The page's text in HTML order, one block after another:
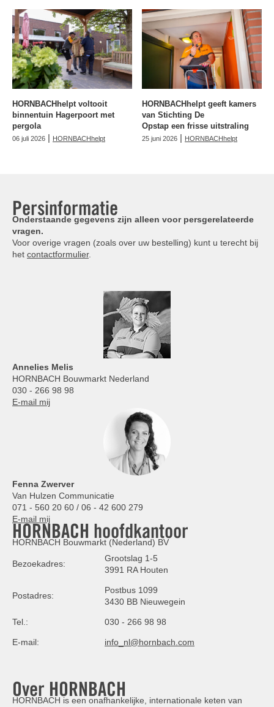
HORNBACHhelpt voltooit
binnentuin Hagerpoort met
pergola
06 juli 2026 | HORNBACHhelpt
HORNBACHhelpt geeft kamers
van Stichting De
Opstap een frisse uitstraling
25 juni 2026 | HORNBACHhelpt
Persinformatie
Onderstaande gegevens zijn alleen voor persgerelateerde
vragen.
Voor overige vragen (zoals over uw bestelling) kunt u terecht bij
het contactformulier.
Annelies Melis
HORNBACH Bouwmarkt Nederland
030 - 266 98 98
E-mail mij
Fenna Zwerver
Van Hulzen Communicatie
071 - 560 20 60 / 06 - 42 600 279
E-mail mij
HORNBACH hoofdkantoor
HORNBACH Bouwmarkt (Nederland) BV
Bezoekadres:
Grootslag 1-5
3991 RA Houten
Postadres:
Postbus 1099
3430 BB Nieuwegein
Tel.: 030 - 266 98 98
E-mail: info_nl@hornbach.com
Over HORNBACH
HORNBACH is een onafhankelijke, internationale keten van